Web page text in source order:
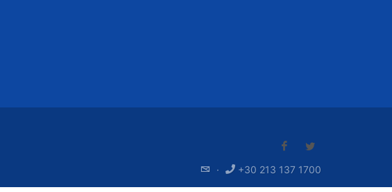
· +30 213 137 1700